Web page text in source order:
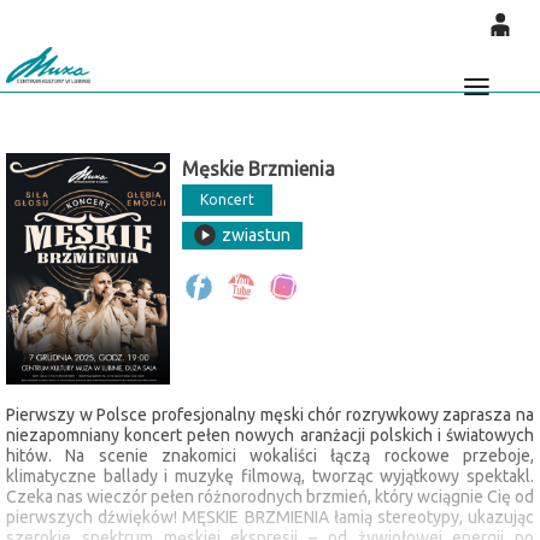
14 53
Męskie Brzmienia
Koncert
zwiastun
Pierwszy w Polsce profesjonalny męski chór rozrywkowy zaprasza na
niezapomniany koncert pełen nowych aranżacji polskich i światowych
hitów. Na scenie znakomici wokaliści łączą rockowe przeboje,
klimatyczne ballady i muzykę filmową, tworząc wyjątkowy spektakl.
Czeka nas wieczór pełen różnorodnych brzmień, który wciągnie Cię od
pierwszych dźwięków! MĘSKIE BRZMIENIA łamią stereotypy, ukazując